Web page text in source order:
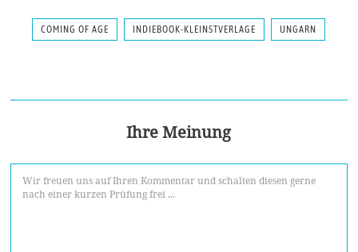
COMING OF AGE INDIEBOOK-KLEINSTVERLAGE UNGARN
Ihre Meinung